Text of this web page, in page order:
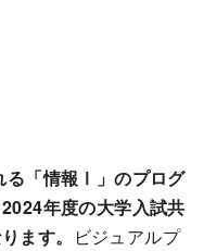
る「情報Ⅰ」のプログ
年度の大学入試共
ます。
ビジュアルプ